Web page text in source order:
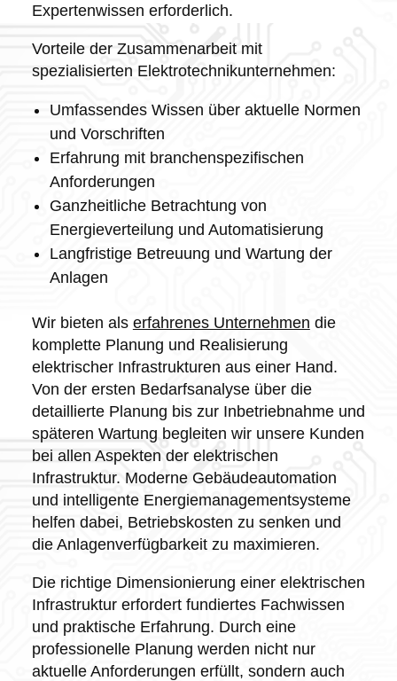
Expertenwissen erforderlich.
Vorteile der Zusammenarbeit mit
spezialisierten Elektrotechnikunternehmen:
Umfassendes Wissen über aktuelle Normen
und Vorschriften
Erfahrung mit branchenspezifischen
Anforderungen
Ganzheitliche Betrachtung von
Energieverteilung und Automatisierung
Langfristige Betreuung und Wartung der
Anlagen
Wir bieten als erfahrenes Unternehmen die
komplette Planung und Realisierung
elektrischer Infrastrukturen aus einer Hand.
Von der ersten Bedarfsanalyse über die
detaillierte Planung bis zur Inbetriebnahme und
späteren Wartung begleiten wir unsere Kunden
bei allen Aspekten der elektrischen
Infrastruktur. Moderne Gebäudeautomation
und intelligente Energiemanagementsysteme
helfen dabei, Betriebskosten zu senken und
die Anlagenverfügbarkeit zu maximieren.
Die richtige Dimensionierung einer elektrischen
Infrastruktur erfordert fundiertes Fachwissen
und praktische Erfahrung. Durch eine
professionelle Planung werden nicht nur
aktuelle Anforderungen erfüllt, sondern auch